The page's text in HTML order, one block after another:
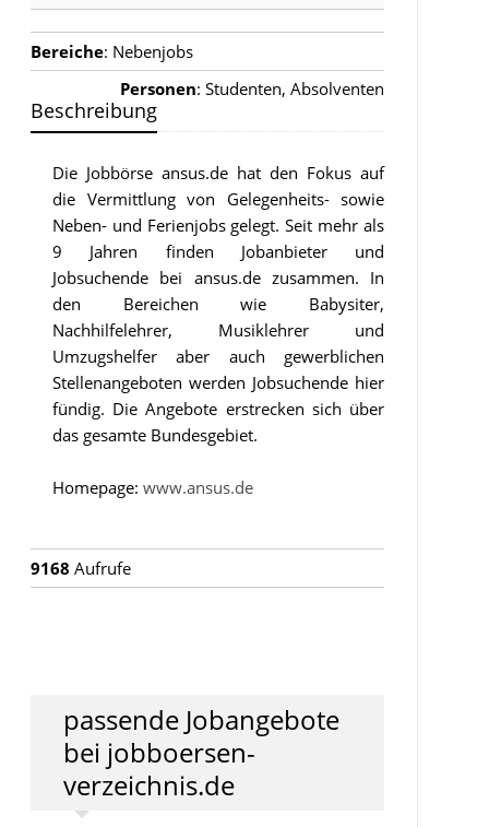
Bereiche: Nebenjobs
Personen: Studenten, Absolventen
Beschreibung
Die Jobbörse ansus.de hat den Fokus auf
die Vermittlung von Gelegenheits- sowie
Neben- und Ferienjobs gelegt. Seit mehr als
9 Jahren finden Jobanbieter und
Jobsuchende bei ansus.de zusammen. In
den Bereichen wie Babysiter,
Nachhilfelehrer, Musiklehrer und
Umzugshelfer aber auch gewerblichen
Stellenangeboten werden Jobsuchende hier
fündig. Die Angebote erstrecken sich über
das gesamte Bundesgebiet.
Homepage: www.ansus.de
9168 Aufrufe
passende Jobangebote
bei jobboersen-
verzeichnis.de